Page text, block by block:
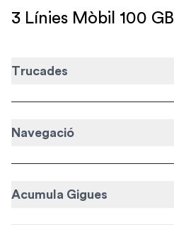
3 Línies Mòbil 100 GB
Trucades
Navegació
Acumula Gigues